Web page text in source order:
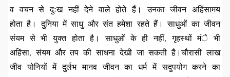
व वचन से दुःख नहीं देने वाले होते हैं। उनका जीवन अहिंसामय
होता है। दुनिया में साधु और संत हमेशा रहते हैं। साधुओं का जीवन
संयम से भी युक्त होता है। साधुओं के ही नहीं, गृहस्थों मंे भी
अहिंसा, संयम और तप की साधना देखी जा सकती है।चौरासी लाख
जीव योनियों में दुर्लभ मानव जीवन का धर्म में सदुपयोग करने का